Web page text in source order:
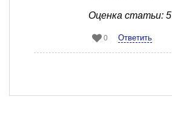
Оценка статьи: 5
0 Ответить